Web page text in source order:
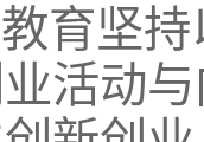
育坚
活动